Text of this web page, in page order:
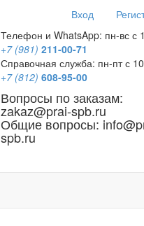
Вход
Телефон и WhatsApp: пн-вс с
+7 (981) 211-00-71
Справочная служба: пн-пт с
+7 (812) 608-95-00
Вопросы по заказам:
zakaz@prai-spb.ru
Общие вопросы:
spb.ru